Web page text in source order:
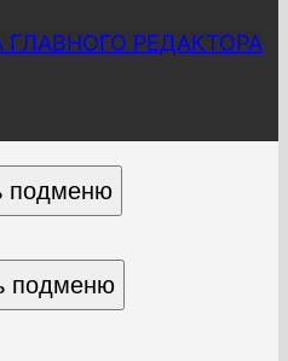
РЕДАКТОРА
подменю
подменю